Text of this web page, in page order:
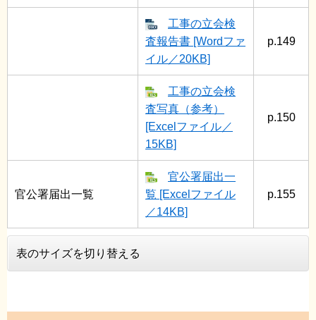
工事の立会検
査報告書 [Wordファ
イル／20KB]
p.149
工事の立会検
査写真（参考）
[Excelファイル／
15KB]
p.150
官公署届出一覧
官公署届出一
覧 [Excelファイル
／14KB]
p.155
表のサイズを切り替える